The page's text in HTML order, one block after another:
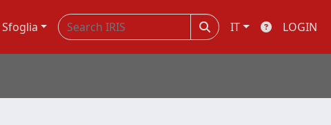
Sfoglia IT LOGIN